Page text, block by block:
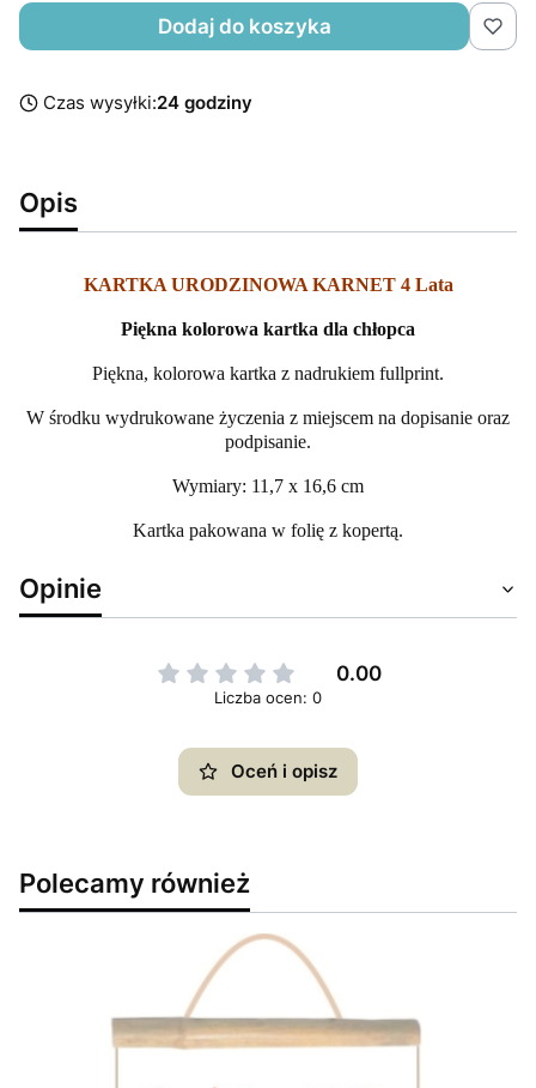
Dodaj do koszyka
Czas wysyłki:24 godziny
Opis
KARTKA URODZINOWA KARNET 4 Lata
Piękna kolorowa kartka dla chłopca
Piękna, kolorowa kartka z nadrukiem fullprint.
W środku wydrukowane życzenia z miejscem na dopisanie oraz
podpisanie.
Wymiary: 11,7 x 16,6 cm
Kartka pakowana w folię z kopertą.
Opinie
0.00
Liczba ocen: 0
Oceń i opisz
Polecamy również